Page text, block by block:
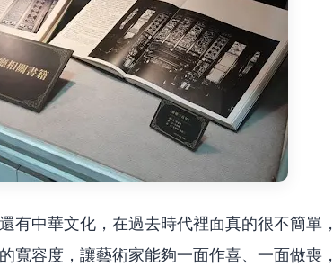
有中華文化，在過去時代裡面真的很不簡單，
寬容度，讓藝術家能夠一面作喜、一面做喪，